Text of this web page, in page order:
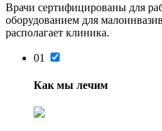
Врачи сертифицированы для
оборудованием для
располагает клиника.
01
Как мы лечим